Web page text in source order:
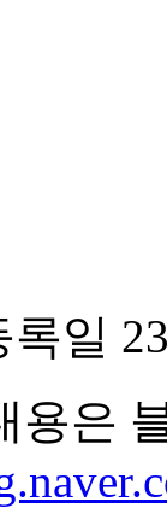
록일
용은